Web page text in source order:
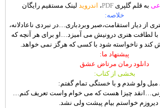
به قلم گلپریPDF، اندروید لینک مستقیم رایگان
خلاصه:
از دیار استقامت،صبر وبردباری…در نبردی ناعادلانه،
لطافت هنری درونیش می آمیزد…او برای هر آنچه که
کند و ناخواسته شود با کسی که هرگز نمی خواهد.
پیشنهاد ما:
دانلود رمان مرتاض عشق
بخشی از کتاب:
ولو شدم و با خستگی تمام گفتم:
چیزا هست که می خوام واست تعریف کنم…
دیروزم خواستم بیام پیشت ولی نشد.